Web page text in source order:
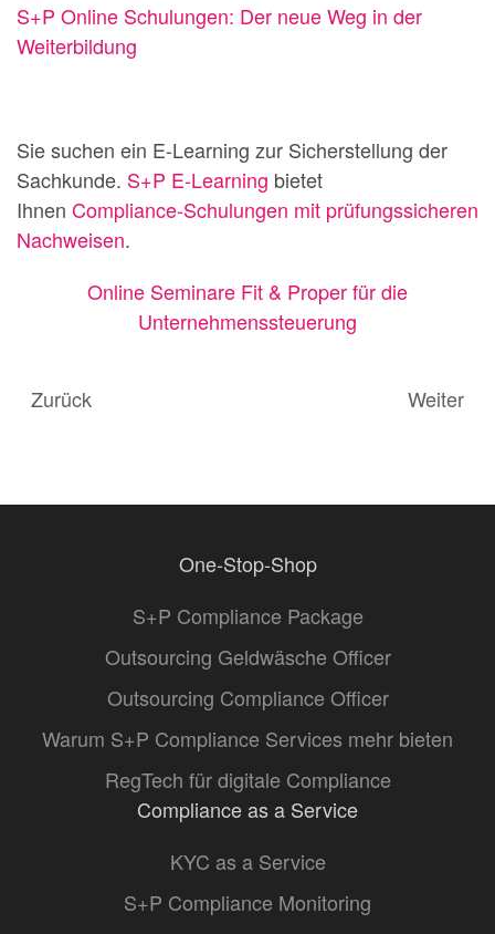
S+P Online Schulungen: Der neue Weg in der
Weiterbildung
Sie suchen ein E-Learning zur Sicherstellung der
Sachkunde. S+P E-Learning bietet
Ihnen Compliance-Schulungen mit prüfungssicheren
Nachweisen.
Online Seminare Fit & Proper für die
Unternehmenssteuerung
Zurück Weiter
One-Stop-Shop
S+P Compliance Package
Outsourcing Geldwäsche Officer
Outsourcing Compliance Officer
Warum S+P Compliance Services mehr bieten
RegTech für digitale Compliance
Compliance as a Service
KYC as a Service
S+P Compliance Monitoring